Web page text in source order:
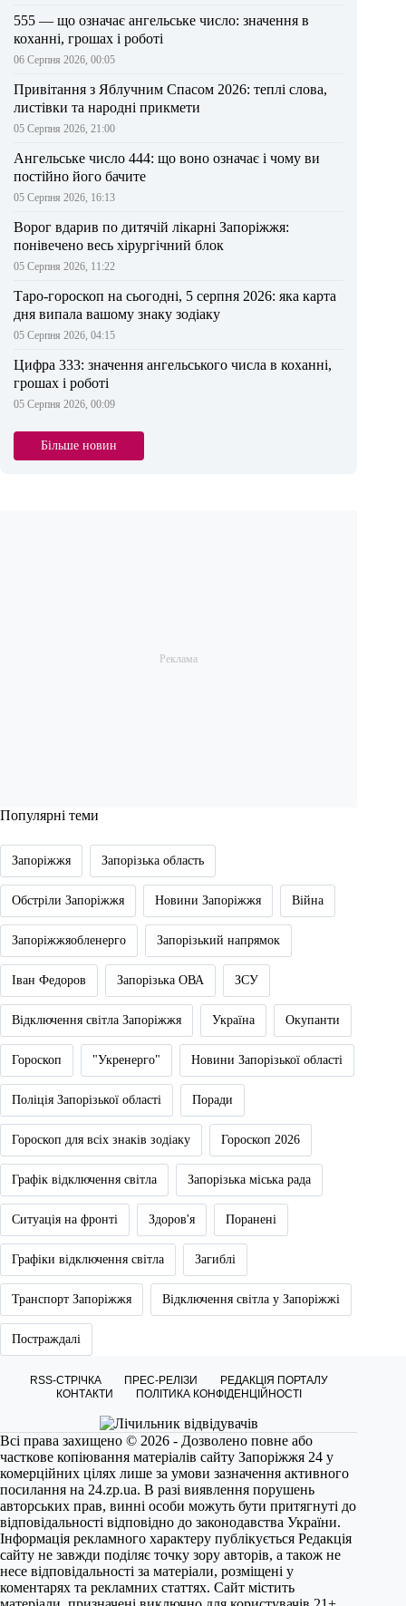
555 — що означає ангельське число: значення в
коханні, грошах і роботі
06 Серпня 2026, 00:05
Привітання з Яблучним Спасом 2026: теплі слова,
листівки та народні прикмети
05 Серпня 2026, 21:00
Ангельське число 444: що воно означає і чому ви
постійно його бачите
05 Серпня 2026, 16:13
Ворог вдарив по дитячій лікарні Запоріжжя:
понівечено весь хірургічний блок
05 Серпня 2026, 11:22
Таро-гороскоп на сьогодні, 5 серпня 2026: яка карта
дня випала вашому знаку зодіаку
05 Серпня 2026, 04:15
Цифра 333: значення ангельського числа в коханні,
грошах і роботі
05 Серпня 2026, 00:09
Більше новин
Популярні теми
Запоріжжя Запорізька область
Обстріли Запоріжжя Новини Запоріжжя Війна
Запоріжжяобленерго Запорізький напрямок
Іван Федоров Запорізька ОВА ЗСУ
Відключення світла Запоріжжя Україна Окупанти
Гороскоп "Укренерго" Новини Запорізької області
Поліція Запорізької області Поради
Гороскоп для всіх знаків зодіаку Гороскоп 2026
Графік відключення світла Запорізька міська рада
Ситуація на фронті Здоров'я Поранені
Графіки відключення світла Загиблі
Транспорт Запоріжжя Відключення світла у Запоріжжі
Постраждалі
RSS-СТРІЧКА ПРЕС-РЕЛІЗИ
РЕДАКЦІЯ ПОРТАЛУ
КОНТАКТИ
ПОЛІТИКА КОНФІДЕНЦІЙНОСТІ
Всі права захищено © 2026 - Дозволено повне або
часткове копіювання матеріалів сайту Запоріжжя 24 у
комерційних цілях лише за умови зазначення активного
посилання на 24.zp.ua. В разі виявлення порушень
авторських прав, винні особи можуть бути притягнуті до
відповідальності відповідно до законодавства України.
Інформація рекламного характеру публікується Редакція
сайту не завжди поділяє точку зору авторів, а також не
несе відповідальності за матеріали, розміщені у
коментарях та рекламних статтях. Сайт містить